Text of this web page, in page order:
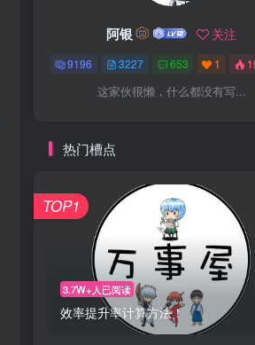
阿银 关注
9196 3227 653 1
这家伙很懒，什么都没有写...
热门槽点
3.7W+人已阅读
效率提升率计算方法！
TOP1